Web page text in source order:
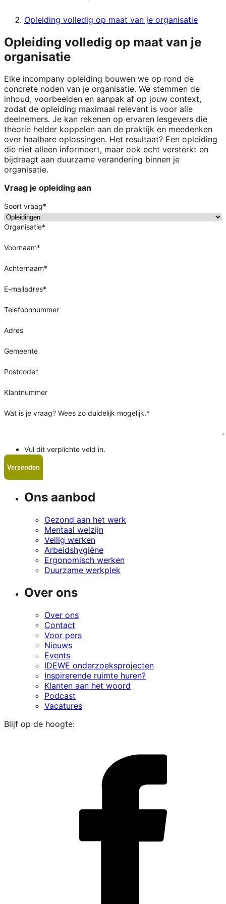
Opleiding volledig op maat van je organisatie
Opleiding volledig op maat van je
organisatie
Elke incompany opleiding bouwen we op rond de
concrete noden van je organisatie. We stemmen de
inhoud, voorbeelden en aanpak af op jouw context,
zodat de opleiding maximaal relevant is voor alle
deelnemers. Je kan rekenen op ervaren lesgevers die
theorie helder koppelen aan de praktijk en meedenken
over haalbare oplossingen. Het resultaat? Een opleiding
die niet alleen informeert, maar ook echt versterkt en
bijdraagt aan duurzame verandering binnen je
organisatie.
Vraag je opleiding aan
Soort vraag*
Organisatie*
Voornaam*
Achternaam*
E-mailadres*
Telefoonnummer
Adres
Gemeente
Postcode*
Klantnummer
Wat is je vraag? Wees zo duidelijk mogelijk.*
Vul dit verplichte veld in.
Ons aanbod
Gezond aan het werk
Mentaal welzijn
Veilig werken
Arbeidshygiëne
Ergonomisch werken
Duurzame werkplek
Over ons
Over ons
Contact
Voor pers
Nieuws
Events
IDEWE onderzoeksprojecten
Inspirerende ruimte huren?
Klanten aan het woord
Podcast
Vacatures
Blijf op de hoogte: